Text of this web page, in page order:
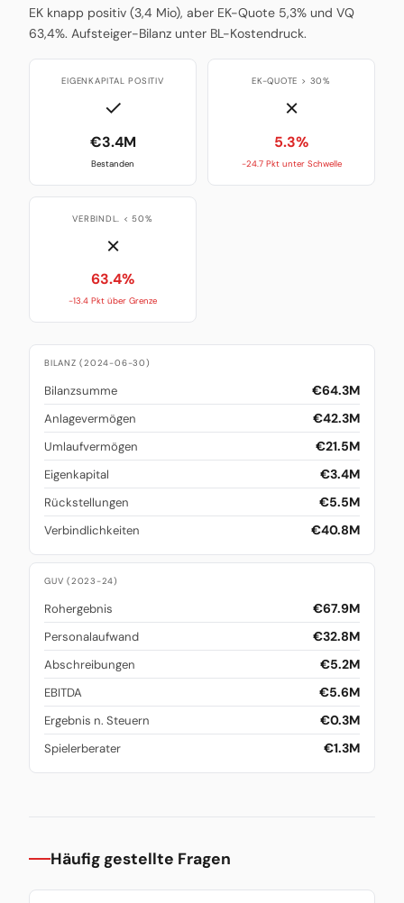
EK knapp positiv (3,4 Mio), aber EK-Quote 5,3% und VQ
63,4%. Aufsteiger-Bilanz unter BL-Kostendruck.
EIGENKAPITAL POSITIV
✓
€3.4M
Bestanden
EK-QUOTE > 30%
✗
5.3%
-24.7 Pkt unter Schwelle
VERBINDL. < 50%
✗
63.4%
-13.4 Pkt über Grenze
BILANZ (2024-06-30)
Bilanzsumme €64.3M
Anlagevermögen €42.3M
Umlaufvermögen €21.5M
Eigenkapital €3.4M
Rückstellungen €5.5M
Verbindlichkeiten €40.8M
GUV (2023-24)
Rohergebnis €67.9M
Personalaufwand €32.8M
Abschreibungen €5.2M
EBITDA €5.6M
Ergebnis n. Steuern €0.3M
Spielerberater €1.3M
Häufig gestellte Fragen